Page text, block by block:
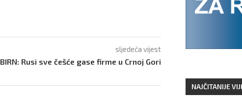
sljedeća vijest
BIRN: Rusi sve češće gase firme u Crnoj Gori
NAJČITANIJE